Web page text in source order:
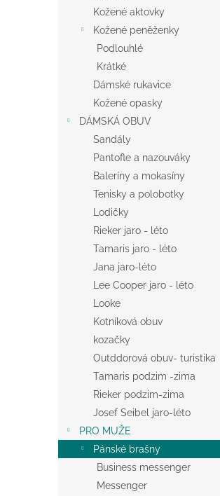
Kožené aktovky
Kožené peněženky
Podlouhlé
Krátké
Dámské rukavice
Kožené opasky
DÁMSKÁ OBUV
Sandály
Pantofle a nazouváky
Baleríny a mokasíny
Tenisky a polobotky
Lodičky
Rieker jaro - léto
Tamaris jaro - léto
Jana jaro-léto
Lee Cooper jaro - léto
Looke
Kotníková obuv
kozačky
Outddorová obuv- turistika
Tamaris podzim -zima
Rieker podzim-zima
Josef Seibel jaro-léto
PRO MUŽE
Pánské brašny
Business messenger
Messenger